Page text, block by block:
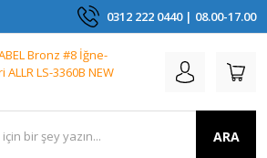
0312 222 0440 | 08.00-17.00
ARA